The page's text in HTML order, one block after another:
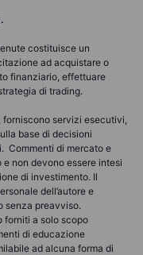
costituisce un
ad acquistare o
finanziario, effettuare
di trading.
forniscono servizi esecutivi,
base di decisioni
Commenti di mercato e
non devono essere intesi
di investimento. Il
dell’autore e
senza preavviso.
forniti a solo scopo
di educazione
ad alcuna forma di